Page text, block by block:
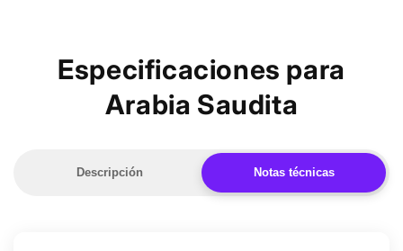
Especificaciones para
Arabia Saudita
Descripción Notas técnicas